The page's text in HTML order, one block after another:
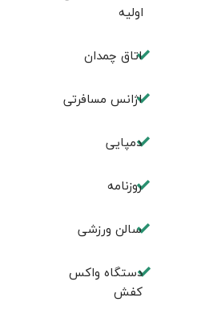
اولیه
اتاق چمدان
اژانس مسافرتی
دمپایی
روزنامه
سالن ورزشی
دستگاه واکس
کفش